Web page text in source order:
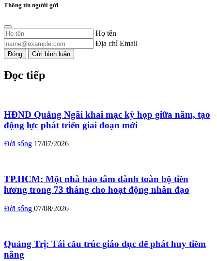
Thông tin người gửi
Họ tên
Địa chỉ Email
Đóng Gửi bình luận
Đọc tiếp
HĐND Quảng Ngãi khai mạc kỳ họp giữa năm, tạo
động lực phát triển giai đoạn mới
Đời sống 17/07/2026
TP.HCM: Một nhà hảo tâm dành toàn bộ tiền
lương trong 73 tháng cho hoạt động nhân đạo
Đời sống 07/08/2026
Quảng Trị: Tái cấu trúc giáo dục để phát huy tiềm
năng